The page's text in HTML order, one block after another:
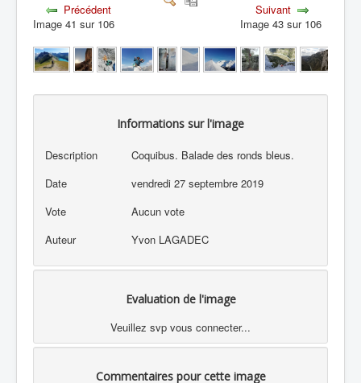
Précédent
Image 41 sur 106
Suivant
Image 43 sur 106
Informations sur l'image
Description
Coquibus. Balade des ronds bleus.
Date
vendredi 27 septembre 2019
Vote
Aucun vote
Auteur
Yvon LAGADEC
Evaluation de l'image
Veuillez svp vous connecter...
Commentaires pour cette image